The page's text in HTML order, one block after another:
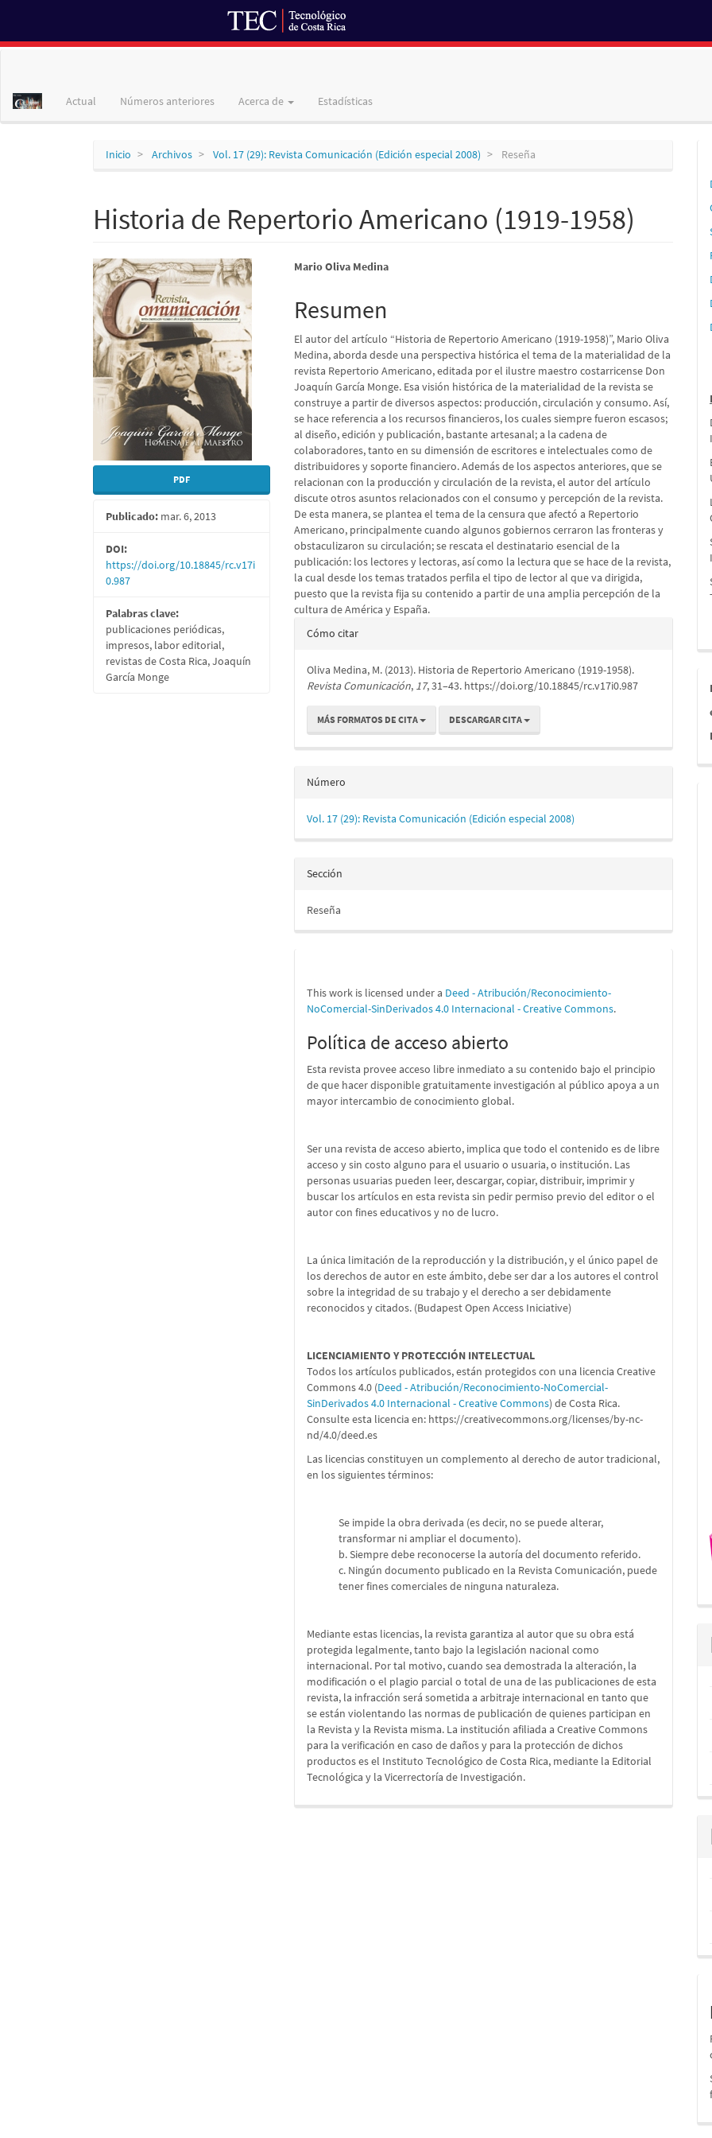
principalActual Números anteriores Acerca de Estadísticas
Inicio Archivos Vol. 17 (29): Revista Comunicación (Edición especial 2008) Reseña
Historia de Repertorio Americano (1919-1958)
Barra
lateral
del
artículo
PDF
Publicado: mar. 6, 2013
DOI:
https://doi.org/10.18845/rc.v17i
0.987
Palabras clave:
publicaciones periódicas,
impresos, labor editorial,
revistas de Costa Rica, Joaquín
García Monge
Contenido
principal
del
artículo
Mario Oliva Medina
Resumen
El autor del artículo “Historia de Repertorio Americano (1919-1958)”, Mario Oliva
Medina, aborda desde una perspectiva histórica el tema de la materialidad de la
revista Repertorio Americano, editada por el ilustre maestro costarricense Don
Joaquín García Monge. Esa visión histórica de la materialidad de la revista se
construye a partir de diversos aspectos: producción, circulación y consumo. Así,
se hace referencia a los recursos financieros, los cuales siempre fueron escasos;
al diseño, edición y publicación, bastante artesanal; a la cadena de
colaboradores, tanto en su dimensión de escritores e intelectuales como de
distribuidores y soporte financiero. Además de los aspectos anteriores, que se
relacionan con la producción y circulación de la revista, el autor del artículo
discute otros asuntos relacionados con el consumo y percepción de la revista.
De esta manera, se plantea el tema de la censura que afectó a Repertorio
Americano, principalmente cuando algunos gobiernos cerraron las fronteras y
obstaculizaron su circulación; se rescata el destinatario esencial de la
publicación: los lectores y lectoras, así como la lectura que se hace de la revista,
la cual desde los temas tratados perfila el tipo de lector al que va dirigida,
puesto que la revista fija su contenido a partir de una amplia percepción de la
cultura de América y España.
Detalles
artículo
Cómo citar
Oliva Medina, M. (2013). Historia de Repertorio Americano (1919-1958).
Revista Comunicación, 17, 31–43. https://doi.org/10.18845/rc.v17i0.987
MÁS FORMATOS DE CITA DESCARGAR CITA
Número
Vol. 17 (29): Revista Comunicación (Edición especial 2008)
Sección
Reseña
This work is licensed under a Deed - Atribución/Reconocimiento-
NoComercial-SinDerivados 4.0 Internacional - Creative Commons.
Política de acceso abierto
Esta revista provee acceso libre inmediato a su contenido bajo el principio
de que hacer disponible gratuitamente investigación al público apoya a un
mayor intercambio de conocimiento global.
Ser una revista de acceso abierto, implica que todo el contenido es de libre
acceso y sin costo alguno para el usuario o usuaria, o institución. Las
personas usuarias pueden leer, descargar, copiar, distribuir, imprimir y
buscar los artículos en esta revista sin pedir permiso previo del editor o el
autor con fines educativos y no de lucro.
La única limitación de la reproducción y la distribución, y el único papel de
los derechos de autor en este ámbito, debe ser dar a los autores el control
sobre la integridad de su trabajo y el derecho a ser debidamente
reconocidos y citados. (Budapest Open Access Iniciative)
LICENCIAMIENTO Y PROTECCIÓN INTELECTUAL
Todos los artículos publicados, están protegidos con una licencia Creative
Commons 4.0 (Deed - Atribución/Reconocimiento-NoComercial-
SinDerivados 4.0 Internacional - Creative Commons) de Costa Rica.
Consulte esta licencia en: https://creativecommons.org/licenses/by-nc-
nd/4.0/deed.es
Las licencias constituyen un complemento al derecho de autor tradicional,
en los siguientes términos:
Se impide la obra derivada (es decir, no se puede alterar,
transformar ni ampliar el documento).
b. Siempre debe reconocerse la autoría del documento referido.
c. Ningún documento publicado en la Revista Comunicación, puede
tener fines comerciales de ninguna naturaleza.
Mediante estas licencias, la revista garantiza al autor que su obra está
protegida legalmente, tanto bajo la legislación nacional como
internacional. Por tal motivo, cuando sea demostrada la alteración, la
modificación o el plagio parcial o total de una de las publicaciones de esta
revista, la infracción será sometida a arbitraje internacional en tanto que
se están violentando las normas de publicación de quienes participan en
la Revista y la Revista misma. La institución afiliada a Creative Commons
para la verificación en caso de daños y para la protección de dichos
productos es el Instituto Tecnológico de Costa Rica, mediante la Editorial
Tecnológica y la Vicerrectoría de Investigación.